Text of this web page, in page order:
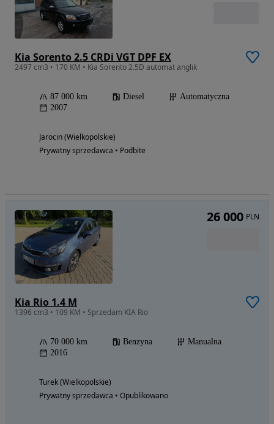
Kia Sorento 2.5 CRDi VGT DPF EX
2497 cm3 • 170 KM • Kia Sorento 2.5D automat anglik
87 000 km Diesel
Automatyczna
2007
Jarocin (Wielkopolskie)
Prywatny sprzedawca • Podbite
Kia Rio 1.4 M
1396 cm3 • 109 KM • Sprzedam KIA Rio
70 000 km Benzyna
Manualna
2016
Turek (Wielkopolskie)
Prywatny sprzedawca • Opublikowano
26 000 PLN